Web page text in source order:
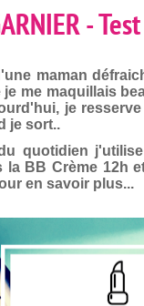
-
maman
me maquillais
je
je sort..
quotidien
BB Crème 12h
en savoir plus...